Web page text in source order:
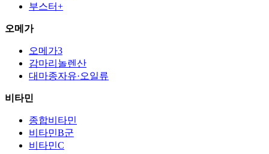
부스터+
오메가
오메가3
감마리놀렌산
대마종자유·오일류
비타민
종합비타민
비타민B군
비타민C